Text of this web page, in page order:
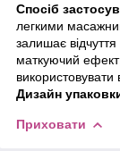
Спосіб
легкими
залишає
маткуючий
використовувати
Дизайн
Приховати